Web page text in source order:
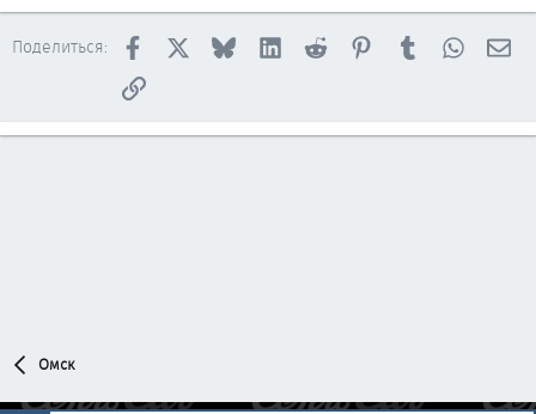
Поделиться: Facebook BlueskyLinkedInReddit PinterestTumblr
Ссылка
Омск